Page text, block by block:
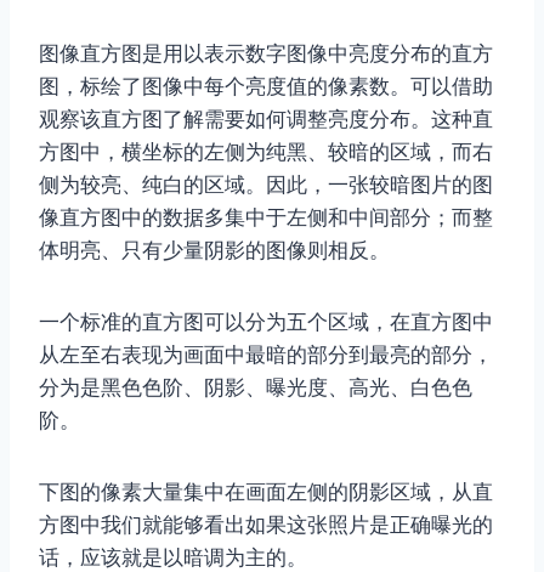
图像直方图是用以表示数字图像中亮度分布的直方
图，标绘了图像中每个亮度值的像素数。可以借助
观察该直方图了解需要如何调整亮度分布。这种直
方图中，横坐标的左侧为纯黑、较暗的区域，而右
侧为较亮、纯白的区域。因此，一张较暗图片的图
像直方图中的数据多集中于左侧和中间部分；而整
体明亮、只有少量阴影的图像则相反。
一个标准的直方图可以分为五个区域，在直方图中
从左至右表现为画面中最暗的部分到最亮的部分，
分为是黑色色阶、阴影、曝光度、高光、白色色
阶。
下图的像素大量集中在画面左侧的阴影区域，从直
方图中我们就能够看出如果这张照片是正确曝光的
话，应该就是以暗调为主的。